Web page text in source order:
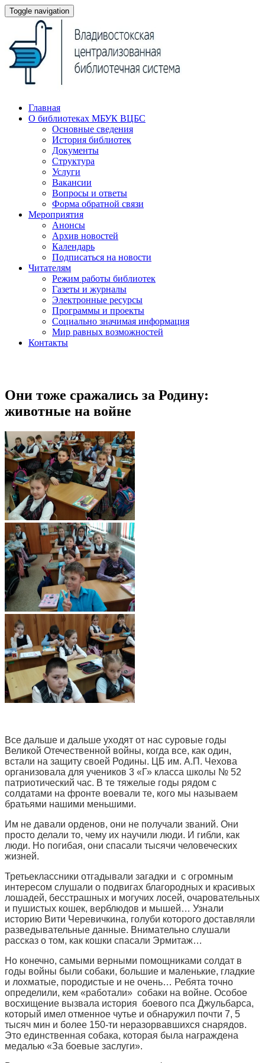
Toggle navigation
Главная
О библиотеках МБУК ВЦБС
Основные сведения
История библиотек
Документы
Структура
Услуги
Вакансии
Вопросы и ответы
Форма обратной связи
Мероприятия
Анонсы
Архив новостей
Календарь
Подписаться на новости
Читателям
Режим работы библиотек
Газеты и журналы
Электронные ресурсы
Программы и проекты
Социально значимая информация
Мир равных возможностей
Контакты
Они тоже сражались за Родину:
животные на войне
Все дальше и дальше уходят от нас суровые годы
Великой Отечественной войны, когда все, как один,
встали на защиту своей Родины. ЦБ им. А.П. Чехова
организовала для учеников 3 «Г» класса школы № 52
патриотический час. В те тяжелые годы рядом с
солдатами на фронте воевали те, кого мы называем
братьями нашими меньшими.
Им не давали орденов, они не получали званий. Они
просто делали то, чему их научили люди. И гибли, как
люди. Но погибая, они спасали тысячи человеческих
жизней.
Третьеклассники отгадывали загадки и с огромным
интересом слушали о подвигах благородных и красивых
лошадей, бесстрашных и могучих лосей, очаровательных
и пушистых кошек, верблюдов и мышей… Узнали
историю Вити Черевичкина, голуби которого доставляли
разведывательные данные. Внимательно слушали
рассказ о том, как кошки спасали Эрмитаж…
Но конечно, самыми верными помощниками солдат в
годы войны были собаки, большие и маленькие, гладкие
и лохматые, породистые и не очень… Ребята точно
определили, кем «работали» собаки на войне. Особое
восхищение вызвала история боевого пса Джульбарса,
который имел отменное чутье и обнаружил почти 7, 5
тысяч мин и более 150-ти неразорвавшихся снарядов.
Это единственная собака, которая была награждена
медалью «За боевые заслуги».